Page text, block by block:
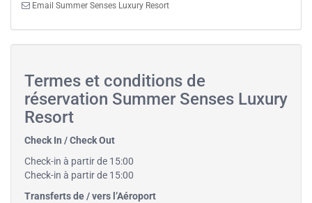
Email Summer Senses Luxury Resort
Termes et conditions de
réservation Summer Senses Luxury
Resort
Check In / Check Out
Check-in à partir de 15:00
Check-in à partir de 15:00
Transferts de / vers l’Aéroport